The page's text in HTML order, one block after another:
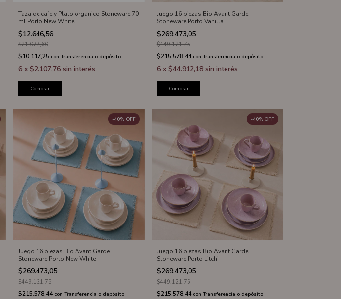
Taza de cafe y Plato organico Stoneware 70
ml Porto New White
$12.646,56
$21.077,60
$10.117,25 con Transferencia o depósito
6 x $2.107,76 sin interés
Comprar
Juego 16 piezas Bio Avant Garde
Stoneware Porto Vanilla
$269.473,05
$449.121,75
$215.578,44 con Transferencia o depósito
6 x $44.912,18 sin interés
Comprar
Juego 16 piezas Bio Avant Garde
Stoneware Porto New White
$269.473,05
-40% OFF
$449.121,75
$215.578,44 con Transferencia o depósito
Juego 16 piezas Bio Avant Garde
Stoneware Porto Litchi
$269.473,05
-40% OFF
$449.121,75
$215.578,44 con Transferencia o depósito